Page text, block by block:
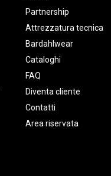
Partnership
Attrezzatura tecnica
Bardahlwear
Cataloghi
FAQ
Diventa cliente
Contatti
Area riservata